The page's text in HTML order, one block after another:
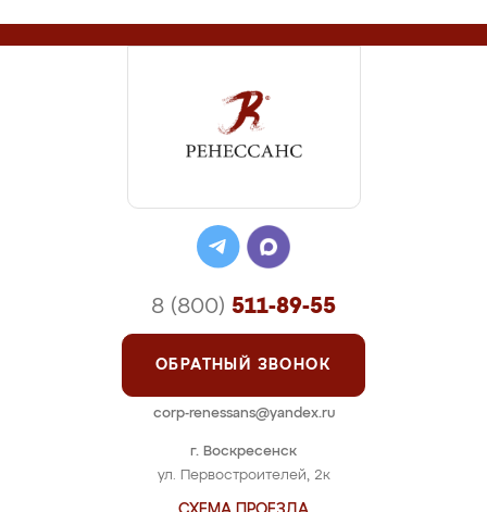
г. Воскресенск
ул. Первостроителей, 2к
8 (800) 511-89-55
ОБРАТНЫЙ ЗВОНОК
corp-renessans@yandex.ru